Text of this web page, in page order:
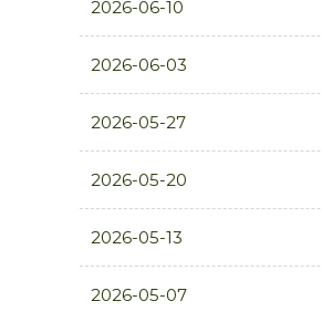
2026-06-10
2026-06-03
2026-05-27
2026-05-20
2026-05-13
2026-05-07